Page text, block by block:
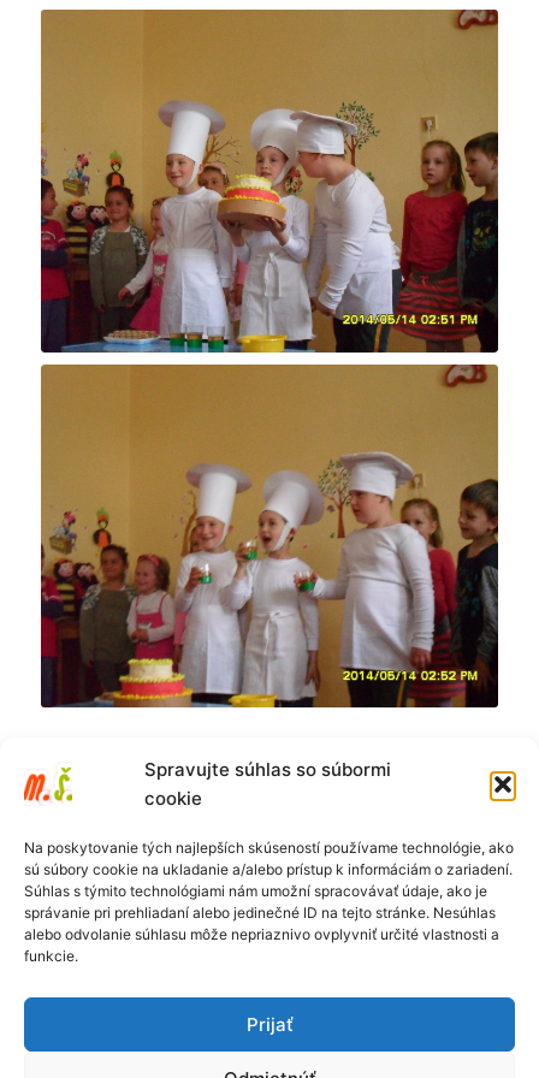
Spravujte súhlas so súbormi
cookie
Na poskytovanie tých najlepších skúseností používame technológie, ako
sú súbory cookie na ukladanie a/alebo prístup k informáciám o zariadení.
Súhlas s týmito technológiami nám umožní spracovávať údaje, ako je
správanie pri prehliadaní alebo jedinečné ID na tejto stránke. Nesúhlas
alebo odvolanie súhlasu môže nepriaznivo ovplyvniť určité vlastnosti a
funkcie.
Prijať
Ochrana osobných údajov